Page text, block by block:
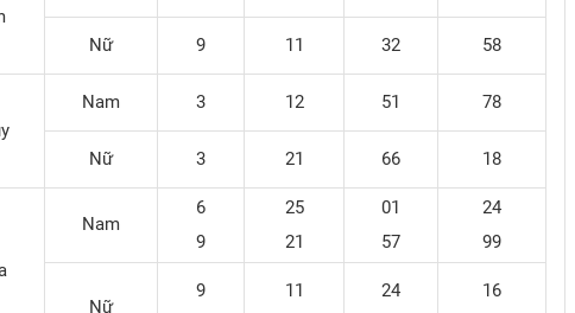
Nữ 9 11 32 58
Nam 3 12 51 78
Nữ 3 21 66 18
Nam
6
9
25
21
01
57
24
99
Nữ
9 11 24 16